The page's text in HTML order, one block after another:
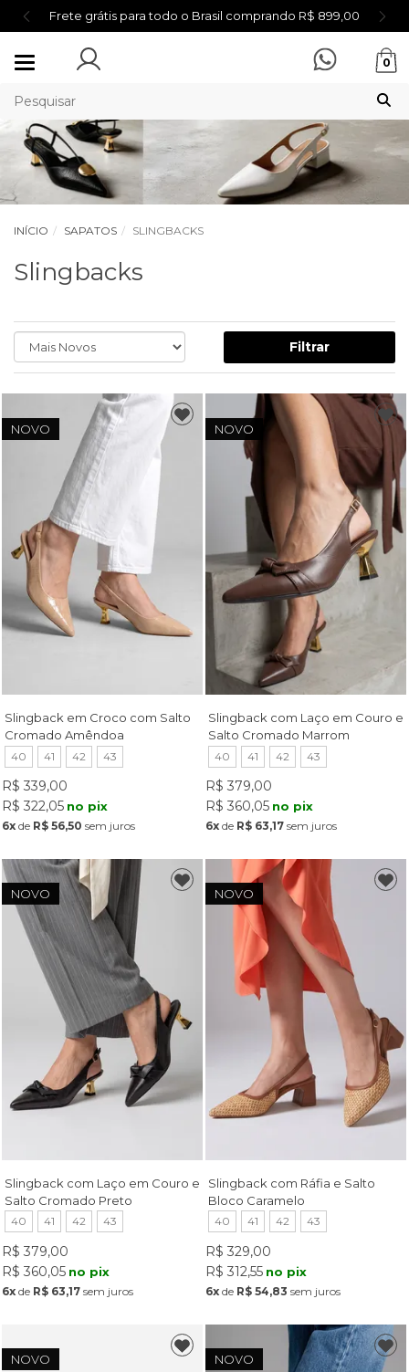
Frete grátis para todo o Brasil comprando R$ 899,00
Mudar
0
INÍCIO SAPATOS SLINGBACKS
Slingbacks
Filtrar
NOVO
Slingback em Croco com Salto
Cromado Amêndoa
40 41 42 43
R$ 339,00
R$ 322,05 no pix
6xde R$ 56,50 sem juros
NOVO
Slingback com Laço em Couro e
Salto Cromado Marrom
40 41 42 43
R$ 379,00
R$ 360,05 no pix
6x de R$ 63,17 sem juros
NOVO
Slingback com Laço em Couro e
Salto Cromado Preto
40 41 42 43
R$ 379,00
R$ 360,05 no pix
6xde R$ 63,17sem juros
NOVO
Slingback com Ráfia e Salto
Bloco Caramelo
40 41 42 43
R$ 329,00
R$ 312,55 no pix
6x de R$ 54,83 sem juros
NOVO NOVO